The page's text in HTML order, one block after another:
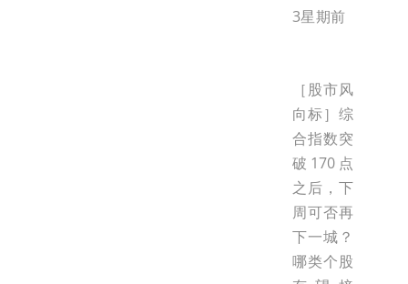
3星期前
［股市风
向标］综
合指数突
破170点
之后，下
周可否再
下一城？
哪类个股